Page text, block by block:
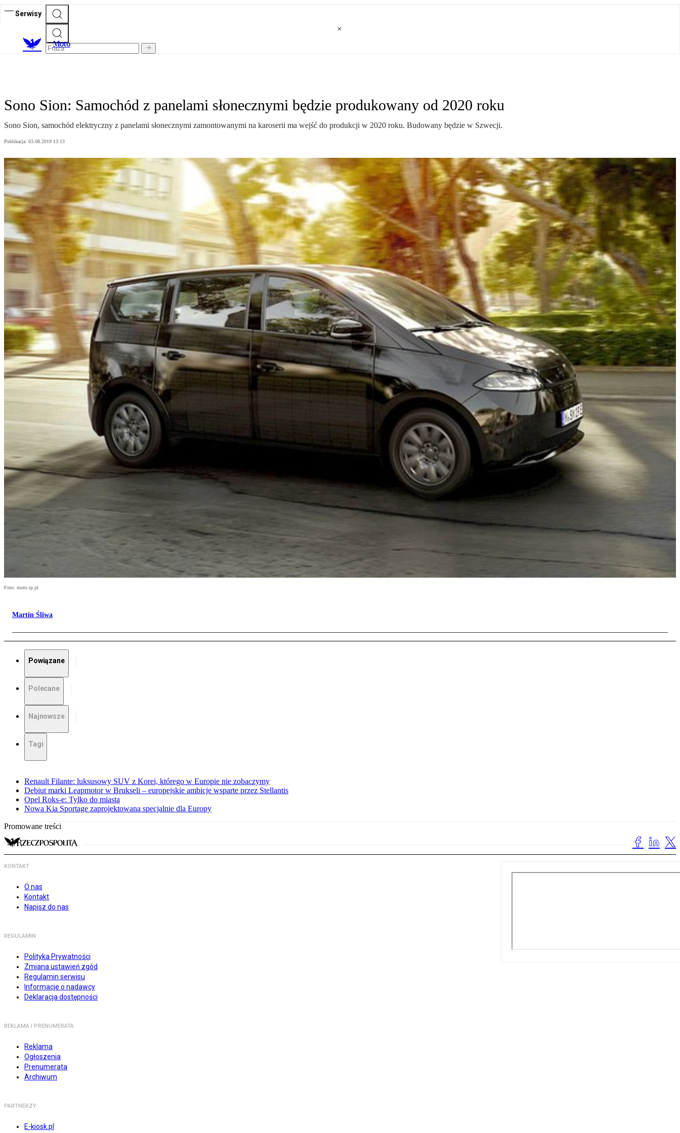
Serwisy
Moto
Sono Sion: Samochód z panelami słonecznymi będzie produkowany od 2020 roku
Sono Sion, samochód elektryczny z panelami słonecznymi zamontowanymi na karoserii ma wejść do produkcji w 2020 roku. Budowany będzie w Szwecji.
Publikacja: 03.08.2019 13:13
Foto: moto.rp.pl
Martin Śliwa
Powiązane
Polecane
Najnowsze
Tagi
Renault Filante: luksusowy SUV z Korei, którego w Europie nie zobaczymy
Debiut marki Leapmotor w Brukseli – europejskie ambicje wsparte przez Stellantis
Opel Roks-e: Tylko do miasta
Nowa Kia Sportage zaprojektowana specjalnie dla Europy
Promowane treści
KONTAKT
O nas
Kontakt
Napisz do nas
REGULAMIN
Polityka Prywatności
Zmiana ustawień zgód
Regulamin serwisu
Informacje o nadawcy
Deklaracja dostępności
REKLAMA I PRENUMERATA
Reklama
Ogłoszenia
Prenumerata
Archiwum
PARTNERZY
E-kiosk.pl